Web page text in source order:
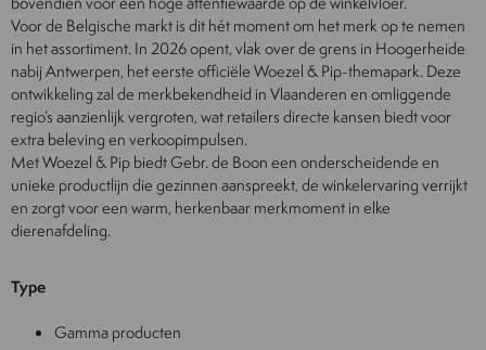
Voor de Belgische markt is dit hét moment om het merk op te nemen
in het assortiment. In 2026 opent, vlak over de grens in Hoogerheide
nabij Antwerpen, het eerste officiële Woezel & Pip-themapark. Deze
ontwikkeling zal de merkbekendheid in Vlaanderen en omliggende
regio’s aanzienlijk vergroten, wat retailers directe kansen biedt voor
extra beleving en verkoopimpulsen.
Met Woezel & Pip biedt Gebr. de Boon een onderscheidende en
unieke productlijn die gezinnen aanspreekt, de winkelervaring verrijkt
en zorgt voor een warm, herkenbaar merkmoment in elke
dierenafdeling.
Type
Gamma producten